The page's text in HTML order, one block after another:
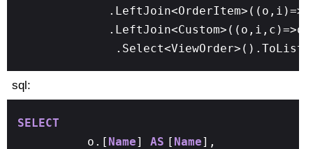
sql:
SELECT
o.[ Name] AS [ Name],